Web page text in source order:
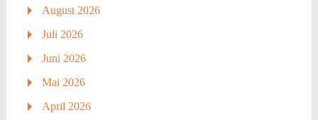
August 2026
Juli 2026
Juni 2026
Mai 2026
April 2026